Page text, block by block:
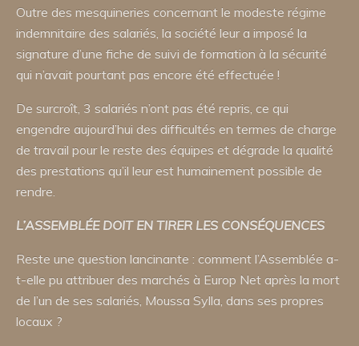
Outre des mesquineries concernant le modeste régime
indemnitaire des salariés, la société leur a imposé la
signature d’une fiche de suivi de formation à la sécurité
qui n’avait pourtant pas encore été effectuée !
De surcroît, 3 salariés n’ont pas été repris, ce qui
engendre aujourd’hui des difficultés en termes de charge
de travail pour le reste des équipes et dégrade la qualité
des prestations qu’il leur est humainement possible de
rendre.
L’ASSEMBLÉE DOIT EN TIRER LES CONSÉQUENCES
Reste une question lancinante : comment l’Assemblée a-
t-elle pu attribuer des marchés à Europ Net après la mort
de l’un de ses salariés, Moussa Sylla, dans ses propres
locaux ?